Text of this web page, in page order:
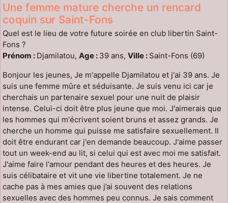
Une femme mature cherche un rencard
coquin sur Saint-Fons
Quel est le lieu de votre future soirée en club libertin Saint-
Fons ?
Prénom : Djamilatou, Age : 39 ans, Ville : Saint-Fons (69)
Bonjour les jeunes, Je m'appelle Djamilatou et j'ai 39 ans. Je
suis une femme mûre et séduisante. Je suis venu ici car je
cherchais un partenaire sexuel pour une nuit de plaisir
intense. Celui-ci doit être plus jeune que moi. J'aimerais que
les hommes qui m'écrivent soient bruns et assez grands. Je
cherche un homme qui puisse me satisfaire sexuellement. Il
doit être endurant car j'en demande beaucoup. J'aime passer
tout un week-end au lit, si celui qui est avec moi me satisfait.
J'aime faire l'amour pendant des heures et des heures. Je
suis célibataire et vit une vie libertine totalement. Je ne
cache pas à mes amies que j’ai souvent des relations
sexuelles avec des hommes peu connus. Je sais comment